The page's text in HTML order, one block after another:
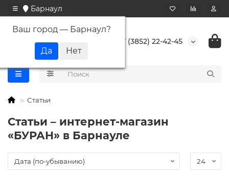
Барнаул
Ваш город — Барнаул?
+7 (3852) 22-42-45
Статьи
Статьи – интернет-магазин
«БУРАН» в Барнауле